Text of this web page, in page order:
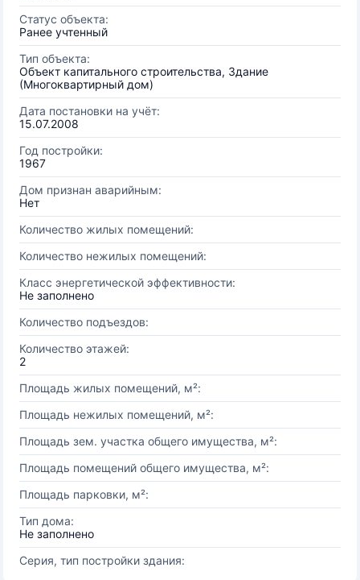
Статус объекта:
Ранее учтенный
Тип объекта:
Объект капитального строительства, Здание
(Многоквартирный дом)
Дата постановки на учёт:
15.07.2008
Год постройки:
1967
Дом признан аварийным:
Нет
Количество жилых помещений:
Количество нежилых помещений:
Класс энергетической эффективности:
Не заполнено
Количество подъездов:
Количество этажей:
2
Площадь жилых помещений, м²:
Площадь нежилых помещений, м²:
Площадь зем. участка общего имущества, м²:
Площадь помещений общего имущества, м²:
Площадь парковки, м²:
Тип дома:
Не заполнено
Серия, тип постройки здания: